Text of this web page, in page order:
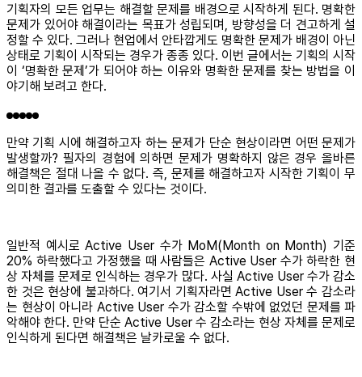
기획자의 모든 업무는 해결할 문제를 배경으로 시작하게 된다. 명확한
문제가 있어야 해결이라는 목표가 성립되며, 방향성을 더 견고하게 설
정할 수 있다. 그러나 현업에서 안타깝게도 명확한 문제가 배경이 아닌
상태로 기획이 시작되는 경우가 종종 있다. 이번 글에서는 기획의 시작
이 ‘명확한 문제’가 되어야 하는 이유와 명확한 문제를 찾는 방법을 이
야기해 보려고 한다.
만약 기획 시에 해결하고자 하는 문제가 단순 현상이라면 어떤 문제가
발생할까? 필자의 경험에 의하면 문제가 명확하지 않은 경우 올바른
해결책은 절대 나올 수 없다. 즉, 문제를 해결하고자 시작한 기획이 무
의미한 결과를 도출할 수 있다는 것이다.
일반적 예시로 Active User 수가 MoM(Month on Month) 기준
20% 하락했다고 가정했을 때 사람들은 Active User 수가 하락한 현
상 자체를 문제로 인식하는 경우가 많다. 사실 Active User 수가 감소
한 것은 현상에 불과하다. 여기서 기획자라면 Active User 수 감소라
는 현상이 아니라 Active User 수가 감소할 수밖에 없었던 문제를 파
악해야 한다. 만약 단순 Active User 수 감소라는 현상 자체를 문제로
인식하게 된다면 해결책은 날카로울 수 없다.